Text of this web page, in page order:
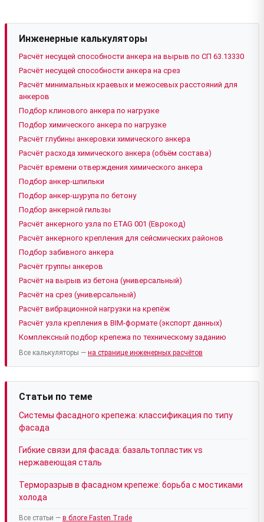
Инженерные калькуляторы
Расчёт несущей способности анкера на вырыв по СП 63.13330
Расчёт несущей способности анкера на срез
Расчёт минимальных краевых и межосевых расстояний для
анкеров
Подбор клинового анкера по нагрузке
Подбор химического анкера по нагрузке
Расчёт глубины анкеровки химического анкера
Расчёт расхода химического анкера (объём состава)
Расчёт времени отверждения химического анкера
Подбор анкер-шпильки
Подбор анкер-шурупа по бетону
Подбор анкерной гильзы
Расчёт анкерного узла по ETAG 001 (Еврокод)
Расчёт анкерного крепления для сейсмических районов
Подбор забивного анкера
Расчёт группы анкеров
Расчёт на вырыв из бетона (универсальный)
Расчёт на срез (универсальный)
Расчёт вибрационной нагрузки на крепёж
Расчёт узла крепления в BIM-формате (экспорт данных)
Комплексный подбор крепежа по техническому заданию
Все калькуляторы — на странице инженерных расчётов
Статьи по теме
Системы фасадного крепежа: классификация по типу
фасада
Гибкие связи для фасада: базальтопластик vs
нержавеющая сталь
Терморазрыв в фасадном крепеже: борьба с мостиками
холода
Все статьи — в блоге Fasten Trade